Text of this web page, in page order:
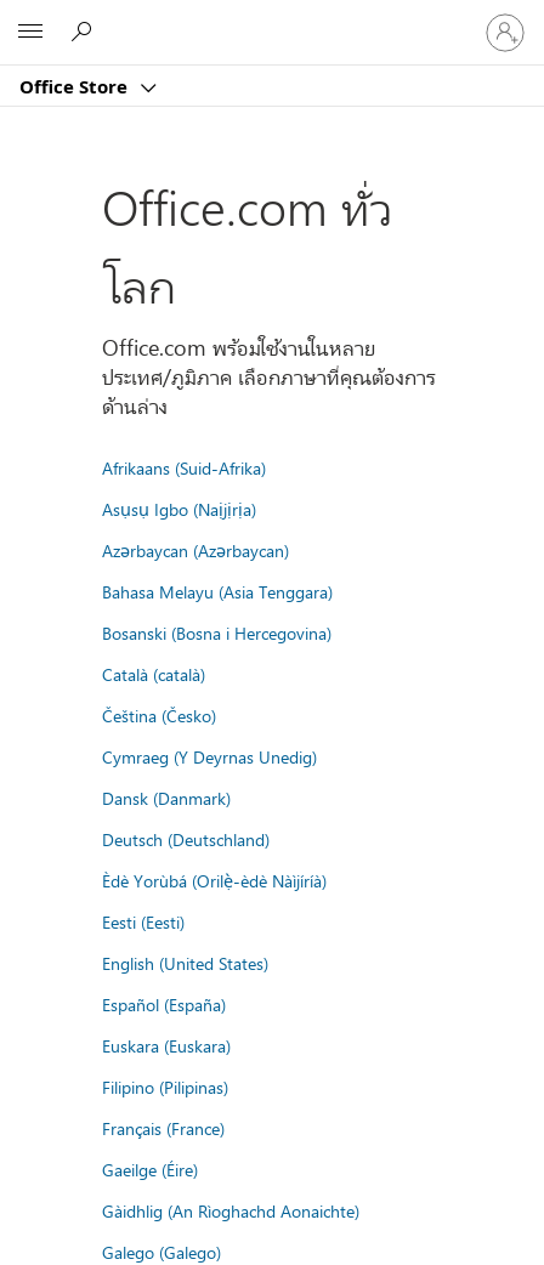
Office Store
ลงชื่อ
เข้า
บัญชี
Office.com ทั่ว
โลก
Office.com พร้อมใช้งานในหลาย
ประเทศ/ภูมิภาค เลือกภาษาที่คุณต้องการ
ด้านล่าง
Afrikaans (Suid-Afrika)
Asụsụ Igbo (Naịjịrịa)
Azərbaycan (Azərbaycan)
Bahasa Melayu (Asia Tenggara)
Bosanski (Bosna i Hercegovina)
Català (català)
Čeština (Česko)
Cymraeg (Y Deyrnas Unedig)
Dansk (Danmark)
Deutsch (Deutschland)
Èdè Yorùbá (Orilẹ̀-èdè Nàìjíríà)
Eesti (Eesti)
English (United States)
Español (España)
Euskara (Euskara)
Filipino (Pilipinas)
Français (France)
Gaeilge (Éire)
Gàidhlig (An Rìoghachd Aonaichte)
Galego (Galego)